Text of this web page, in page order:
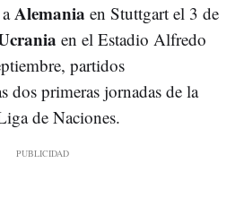
Alemania en Stuttgart el 3 de
en el Estadio Alfredo
partidos
dos primeras jornadas de la
de Naciones.